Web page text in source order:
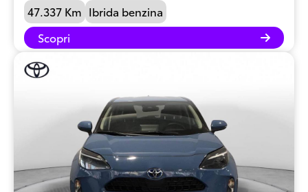
47.337 Km Ibrida benzina
Scopri